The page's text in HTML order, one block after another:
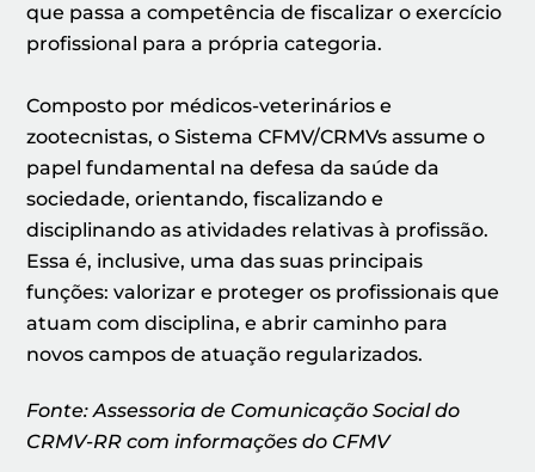
que passa a competência de fiscalizar o exercício
profissional para a própria categoria.
Composto por médicos-veterinários e
zootecnistas, o Sistema CFMV/CRMVs assume o
papel fundamental na defesa da saúde da
sociedade, orientando, fiscalizando e
disciplinando as atividades relativas à profissão.
Essa é, inclusive, uma das suas principais
funções: valorizar e proteger os profissionais que
atuam com disciplina, e abrir caminho para
novos campos de atuação regularizados.
Fonte: Assessoria de Comunicação Social do
CRMV-RR com informações do CFMV